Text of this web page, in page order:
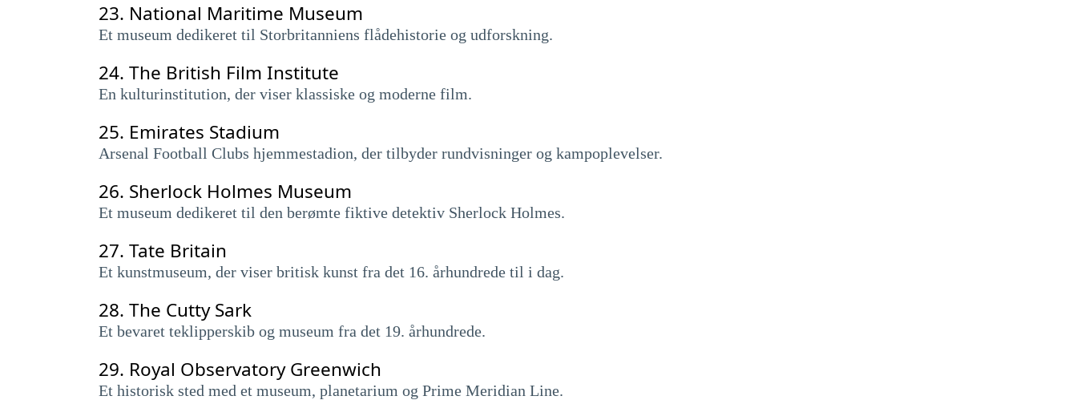
23. National Maritime Museum
Et museum dedikeret til Storbritanniens flådehistorie og udforskning.
24. The British Film Institute
En kulturinstitution, der viser klassiske og moderne film.
25. Emirates Stadium
Arsenal Football Clubs hjemmestadion, der tilbyder rundvisninger og kampoplevelser.
26. Sherlock Holmes Museum
Et museum dedikeret til den berømte fiktive detektiv Sherlock Holmes.
27. Tate Britain
Et kunstmuseum, der viser britisk kunst fra det 16. århundrede til i dag.
28. The Cutty Sark
Et bevaret teklipperskib og museum fra det 19. århundrede.
29. Royal Observatory Greenwich
Et historisk sted med et museum, planetarium og Prime Meridian Line.